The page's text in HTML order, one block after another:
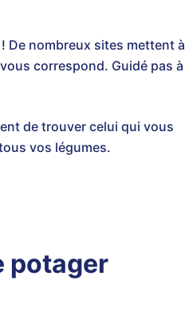
! De nombreux sites mettent à
correspond. Guidé pas à
de trouver celui qui vous
vos légumes.
potager